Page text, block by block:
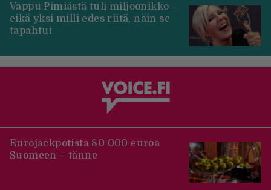
Vappu Pimiästä tuli miljoonikko –
eikä yksi milli edes riitä, näin se
tapahtui
Eurojackpotista 80 000 euroa
Suomeen – tänne